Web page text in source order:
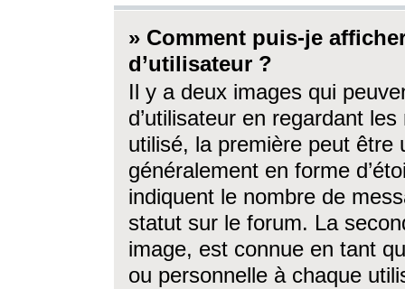
» Comment puis-je
d’utilisateur ?
Il y a deux images qui
d’utilisateur en regardant
utilisé, la première peut être
généralement en forme
indiquent le nombre de
statut sur le forum. La
image, est connue en tant
ou personnelle à chaque